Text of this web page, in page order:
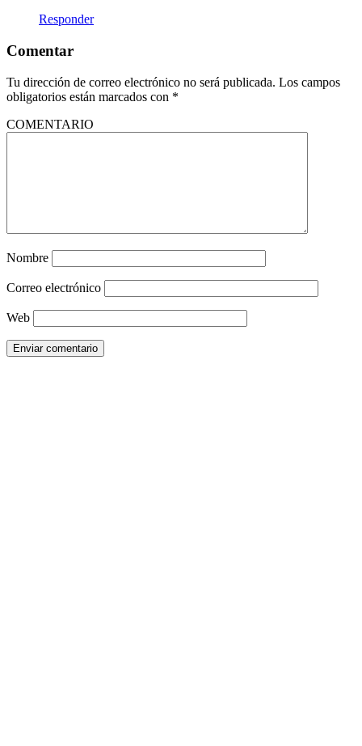
Responder
Comentar
Tu dirección de correo electrónico no será publicada. Los campos
obligatorios están marcados con *
COMENTARIO
Nombre
Correo electrónico
Web